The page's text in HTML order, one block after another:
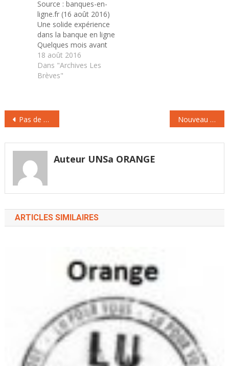
Groupama pour
acquérir 65% du capital
de Groupama Banque,
la filiale bancaire du…
Source : banques-en-
ligne.fr (16 août 2016)
Une solide expérience
dans la banque en ligne
Quelques mois avant
même d’être
officiellement lancée
en France, la banque
ce sera André Coisne,
qui a, derrière lui, un
18 août 2016
Dans "Archives Les
Brèves"
Navigation
de
l’article
Pas de meilleure retraite pour les fonctionnaires ! Nouveau formulaire d’attestation de salaire à remettre au salarié
Auteur UNSa ORANGE
ARTICLES SIMILAIRES